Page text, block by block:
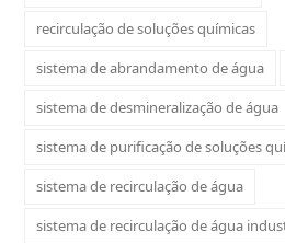
recirculação de soluções químicas
sistema de abrandamento de água
sistema de desmineralização de água
sistema de purificação de soluções
sistema de recirculação de água
sistema de recirculação de água